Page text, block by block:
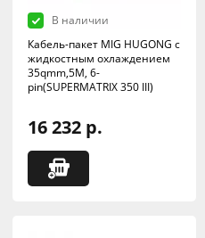
В наличии
Кабель-пакет MIG HUGONG с
жидкостным охлаждением
35qmm,5M, 6-
pin(SUPERMATRIX 350 III)
16 232 р.